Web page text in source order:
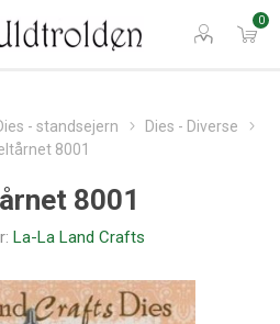
0
- standsejern
Dies - Diverse
8001
8001
La-La Land Crafts